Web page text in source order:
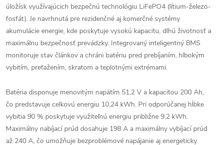
úložísk využívajúcich bezpečnú technológiu LiFePO4 (lítium-železo-
fosfát). Je navrhnutá pre rezidenčné aj komerčné systémy
akumulácie energie, kde poskytuje vysokú kapacitu, dlhú životnosť a
maximálnu bezpečnosť prevádzky. Integrovaný inteligentný BMS
monitoruje stav článkov a chráni batériu pred prebíjaním, hlbokým
vybitím, preťažením, skratom a teplotnými extrémami.
Batéria disponuje menovitým napätím 51,2 V a kapacitou 200 Ah,
čo predstavuje celkovú energiu 10,24 kWh. Pri odporúčanej hĺbke
vybitia 90 % poskytuje využiteľnú energiu približne 9,2 kWh.
Maximálny nabíjací prúd dosahuje 198 A a maximálny vybíjací prúd
až 240 A, čo umožňuje bezproblémové napájanie aj energeticky